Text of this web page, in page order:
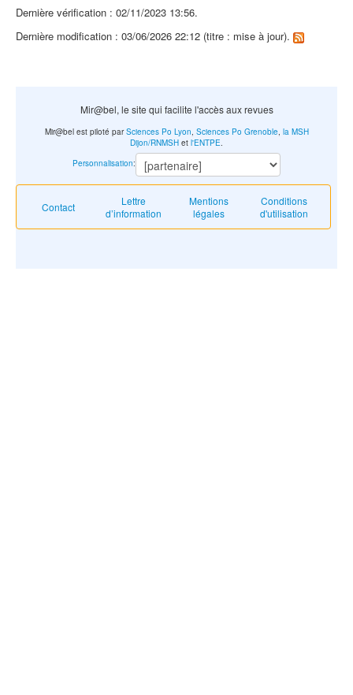
Dernière vérification : 02/11/2023 13:56.
Dernière modification : 03/06/2026 22:12 (titre : mise à jour).
Mir@bel, le site qui facilite l'accès aux revues
Contact
Lettre
d’information
Mentions
légales
Conditions
d'utilisation
Mir@bel est piloté parSciences Po Lyon, Sciences Po Grenoble, la MSH
Dijon/RNMSH et l'ENTPE.
Personnalisation: